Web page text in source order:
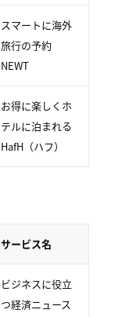
スマートに海外
旅行の予約
NEWT
お得に楽しくホ
テルに泊まれる
HafH（ハフ）
サービス名
ビジネスに役立
つ経済ニュース